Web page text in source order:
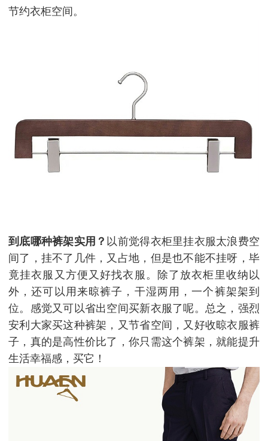
节约衣柜空间。
到底哪种裤架实用？ 以前觉得衣柜里挂衣服太浪费空
间了，挂不了几件，又占地，但是也不能不挂呀，毕
竟挂衣服又方便又好找衣服。除了放衣柜里收纳以
外，还可以用来晾裤子，干湿两用，一个裤架架到
位。感觉又可以省出空间买新衣服了呢。总之，强烈
安利大家买这种裤架，又节省空间，又好收晾衣服裤
子，真的是高性价比了，你只需这个裤架，就能提升
生活幸福感，买它！